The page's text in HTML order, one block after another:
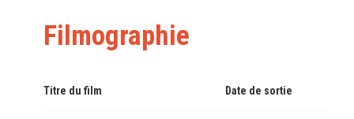
Filmographie
Titre du film Date de sortie